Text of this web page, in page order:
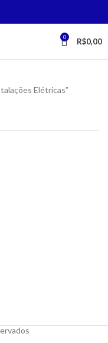
0 R$0,00
Elétricas”